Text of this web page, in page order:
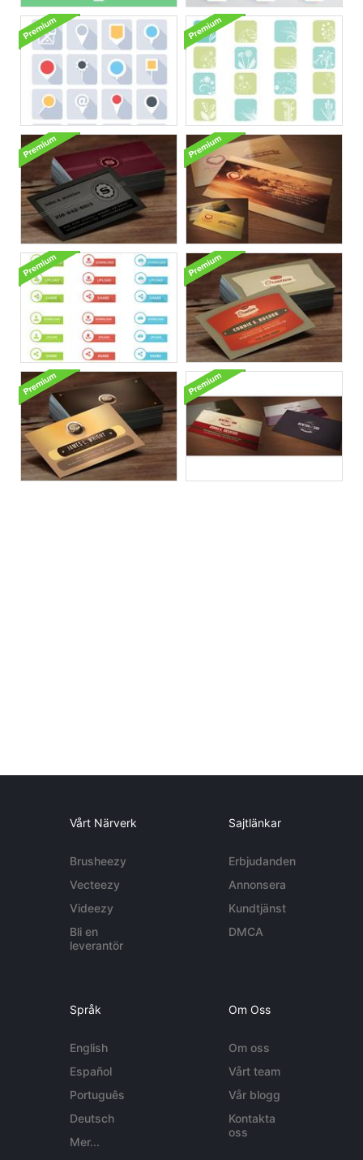
Vårt Närverk
Brusheezy
Vecteezy
Videezy
Bli en
leverantör
Sajtlänkar
Erbjudanden
Annonsera
Kundtjänst
DMCA
Språk
English
Español
Português
Deutsch
Mer...
Om Oss
Om oss
Vårt team
Vår blogg
Kontakta
oss